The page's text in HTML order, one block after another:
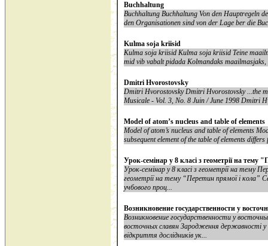
Buchhaltung
Buchhaltung Buchhaltung Von den Hauptregeln
den Organisationen sind von der Lage ber die
Kulma soja kriisid
Kulma soja kriisid Kulma soja kriisid Teine
mid vib vabalt pidada Kolmandaks
Dmitri Hvorostovsky
Dmitri Hvorostovsky Dmitri Hvorostovsky ...the
Musicale - Vol. 3, No. 8 Juin / June 1998 Dmitri
Model of atom’s nucleus and table of elements
Model of atom’s nucleus and table of elements
subsequent element of the table of elements
Урок-семінар у 8 класі з геометрії на
Урок-семінар у 8 класі з геометрії на тему
геометрії на тему “Перетин прямої і кола”
учбового проц...
Возникновение государственности у
Возникновение государственности у
восточных славян Зародження державності у
відкриття дослідників ук...